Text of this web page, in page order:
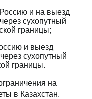
и на выезд
сухопутный
границы;
и выезд
сухопутный
границы.
на
в Казахстан.